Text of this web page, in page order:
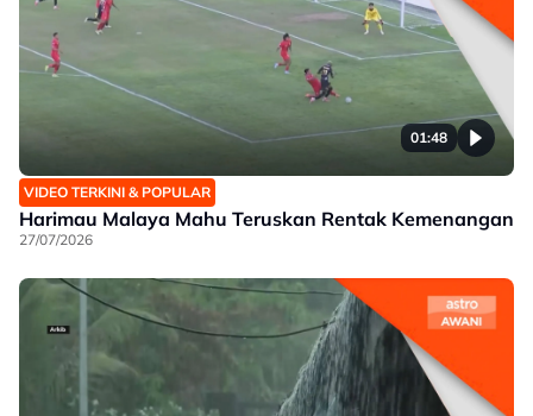
01:48
VIDEO TERKINI & POPULAR
Harimau Malaya Mahu Teruskan Rentak Kemenangan
27/07/2026